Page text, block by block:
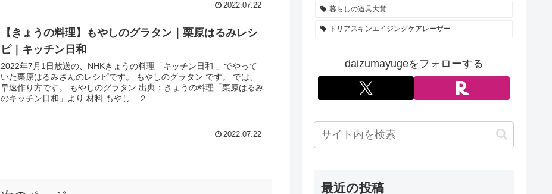
2022.07.22
【きょうの料理】もやしのグラタン｜栗原はるみレシ
ピ｜キッチン日和
2022年7月1日放送の、NHKきょうの料理「キッチン日和 」でやって
いた栗原はるみさんのレシピです。 もやしのグラタン です。 では、
早速作り方です。 もやしのグラタン 出典：きょうの料理「栗原はるみ
のキッチン日和」より 材料 もやし ２...
2022.07.22
暮らしの道具大賞
トリアスキンエイジングケアレーザー
daizumayugeをフォローする
最近の投稿